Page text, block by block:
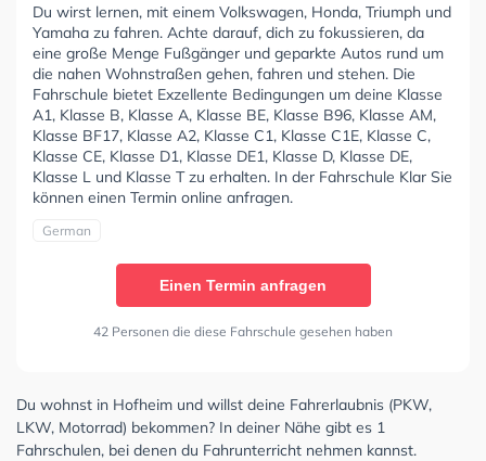
Du wirst lernen, mit einem Volkswagen, Honda, Triumph und
Yamaha zu fahren. Achte darauf, dich zu fokussieren, da
eine große Menge Fußgänger und geparkte Autos rund um
die nahen Wohnstraßen gehen, fahren und stehen. Die
Fahrschule bietet Exzellente Bedingungen um deine Klasse
A1, Klasse B, Klasse A, Klasse BE, Klasse B96, Klasse AM,
Klasse BF17, Klasse A2, Klasse C1, Klasse C1E, Klasse C,
Klasse CE, Klasse D1, Klasse DE1, Klasse D, Klasse DE,
Klasse L und Klasse T zu erhalten. In der Fahrschule Klar Sie
können einen Termin online anfragen.
German
Einen Termin anfragen
42 Personen die diese Fahrschule gesehen haben
Du wohnst in Hofheim und willst deine Fahrerlaubnis (PKW,
LKW, Motorrad) bekommen? In deiner Nähe gibt es 1
Fahrschulen, bei denen du Fahrunterricht nehmen kannst.